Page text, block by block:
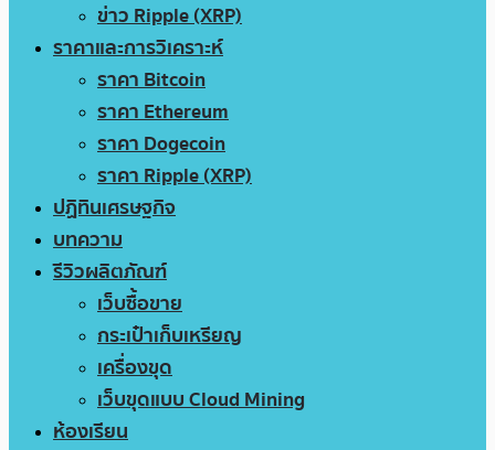
ข่าว Ripple (XRP)
ราคาและการวิเคราะห์
ราคา Bitcoin
ราคา Ethereum
ราคา Dogecoin
ราคา Ripple (XRP)
ปฏิทินเศรษฐกิจ
บทความ
รีวิวผลิตภัณฑ์
เว็บซื้อขาย
กระเป๋าเก็บเหรียญ
เครื่องขุด
เว็บขุดแบบ Cloud Mining
ห้องเรียน